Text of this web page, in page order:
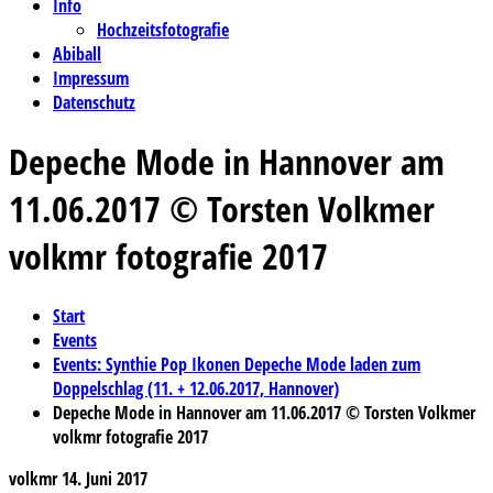
Info
Hochzeitsfotografie
Abiball
Impressum
Datenschutz
Depeche Mode in Hannover am
11.06.2017 © Torsten Volkmer
volkmr fotografie 2017
Start
Events
Events: Synthie Pop Ikonen Depeche Mode laden zum
Doppelschlag (11. + 12.06.2017, Hannover)
Depeche Mode in Hannover am 11.06.2017 © Torsten Volkmer
volkmr fotografie 2017
volkmr 14. Juni 2017